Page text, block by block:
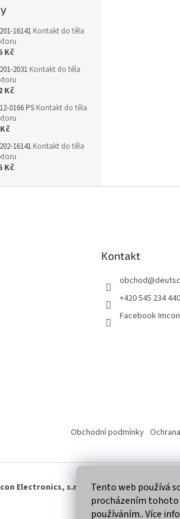
Tento web používá
procházením tohoto
používáním.. Více
16141 Kontakt do těla
Kč
2031 Kontakt do těla
Kč
0166 PS Kontakt do těla
16141 Kontakt do těla
Kč
Kontakt
obchod@
+420 545 234 440
Facebook Imcon
Obchodní podmínky
Electronics, s.r.o. . Všechna práva